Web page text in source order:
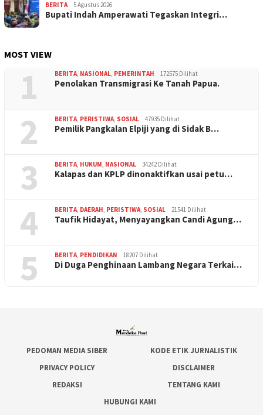
BERITA 5 Agustus 2026
Bupati Indah Amperawati Tegaskan Integri…
MOST VIEW
1 BERITA, NASIONAL, PEMERINTAH 172575 Dilihat
Penolakan Transmigrasi Ke Tanah Papua.
2 BERITA, PERISTIWA, SOSIAL 47935 Dilihat
Pemilik Pangkalan Elpiji yang di Sidak B…
3 BERITA, HUKUM, NASIONAL 34242 Dilihat
Kalapas dan KPLP dinonaktifkan usai petu…
4 BERITA, DAERAH, PERISTIWA, SOSIAL 21541 Dilihat
Taufik Hidayat, Menyayangkan Candi Agung…
5 BERITA, PENDIDIKAN 18207 Dilihat
Di Duga Penghinaan Lambang Negara Terkai…
PEDOMAN MEDIA SIBER
KODE ETIK JURNALISTIK
PRIVACY POLICY
DISCLAIMER
REDAKSI
TENTANG KAMI
HUBUNGI KAMI